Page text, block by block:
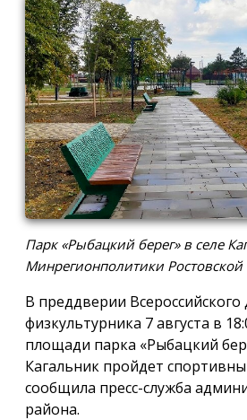
Парк «Рыбацкий берег» в селе
Минрегионполитики Ростовской
В преддверии Всероссийского
физкультурника 7 августа в
площади парка «Рыбацкий
Кагальник пройдет
сообщила пресс-служба
района.